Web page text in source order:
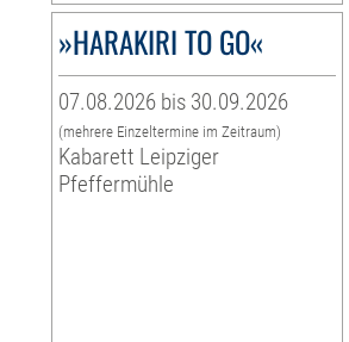
»HARAKIRI TO GO«
07.08.2026 bis 30.09.2026
(mehrere Einzeltermine im Zeitraum)
Kabarett Leipziger
Pfeffermühle